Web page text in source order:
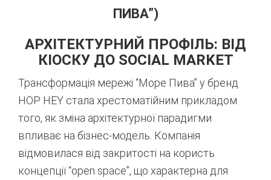
ПИВА”)
АРХІТЕКТУРНИЙ ПРОФІЛЬ: ВІД
КІОСКУ ДО SOCIAL MARKET
Трансформація мережі “Море Пива” у бренд
HOP HEY стала хрестоматійним прикладом
того, як зміна архітектурної парадигми
впливає на бізнес-модель. Компанія
відмовилася від закритості на користь
концепції “open space”, що характерна для